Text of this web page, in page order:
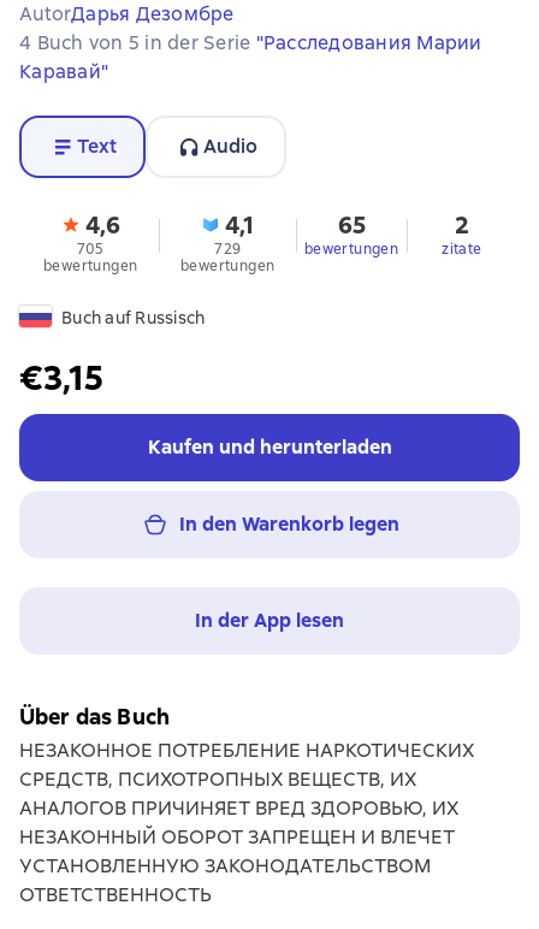
AutorДарья Дезомбре
4 Buch von 5 in der Serie "Расследования Марии
Каравай"
Text Audio
4,6
705
bewertungen
4,1
729
bewertungen
65
bewertungen
2
zitate
Buch auf Russisch
€3,15
Kaufen und herunterladen
In den Warenkorb legen
In der App lesen
Über das Buch
НЕЗАКОННОЕ ПОТРЕБЛЕНИЕ НАРКОТИЧЕСКИХ
СРЕДСТВ, ПСИХОТРОПНЫХ ВЕЩЕСТВ, ИХ
АНАЛОГОВ ПРИЧИНЯЕТ ВРЕД ЗДОРОВЬЮ, ИХ
НЕЗАКОННЫЙ ОБОРОТ ЗАПРЕЩЕН И ВЛЕЧЕТ
УСТАНОВЛЕННУЮ ЗАКОНОДАТЕЛЬСТВОМ
ОТВЕТСТВЕННОСТЬ